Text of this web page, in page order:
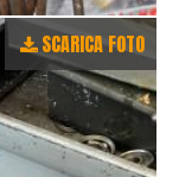
SCARICA FOTO